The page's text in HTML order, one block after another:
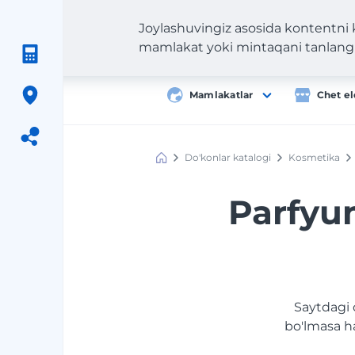
Mamlakatlar Chet
Joylashuvingiz asosida kontentni
mamlakat yoki mintaqani tanlang
Meest
Do'konlar katalogi Kosmetika
Saytdagi
bo'lmasa